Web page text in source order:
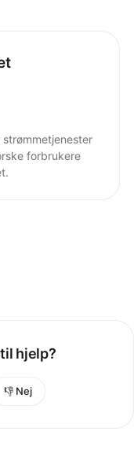
forbrukere
hjelp?
👎 Nej